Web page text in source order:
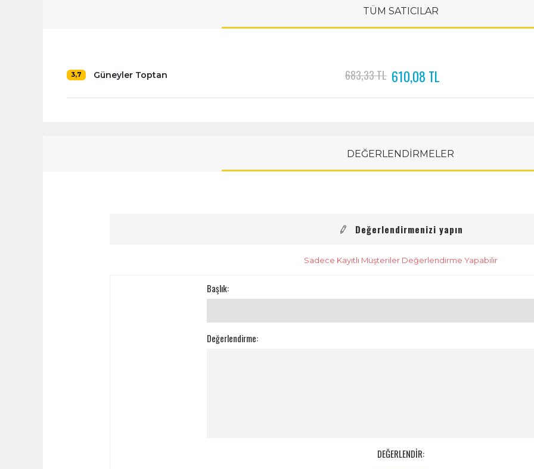
TÜM SATICILAR
3,7 Güneyler Toptan 683,33 TL 610,08 TL
DEĞERLENDİRMELER
Değerlendirmenizi yapın
Sadece Kayıtlı Müşteriler Değerlendirme Yapabilir
Başlık:
Değerlendirme:
DEĞERLENDİR: